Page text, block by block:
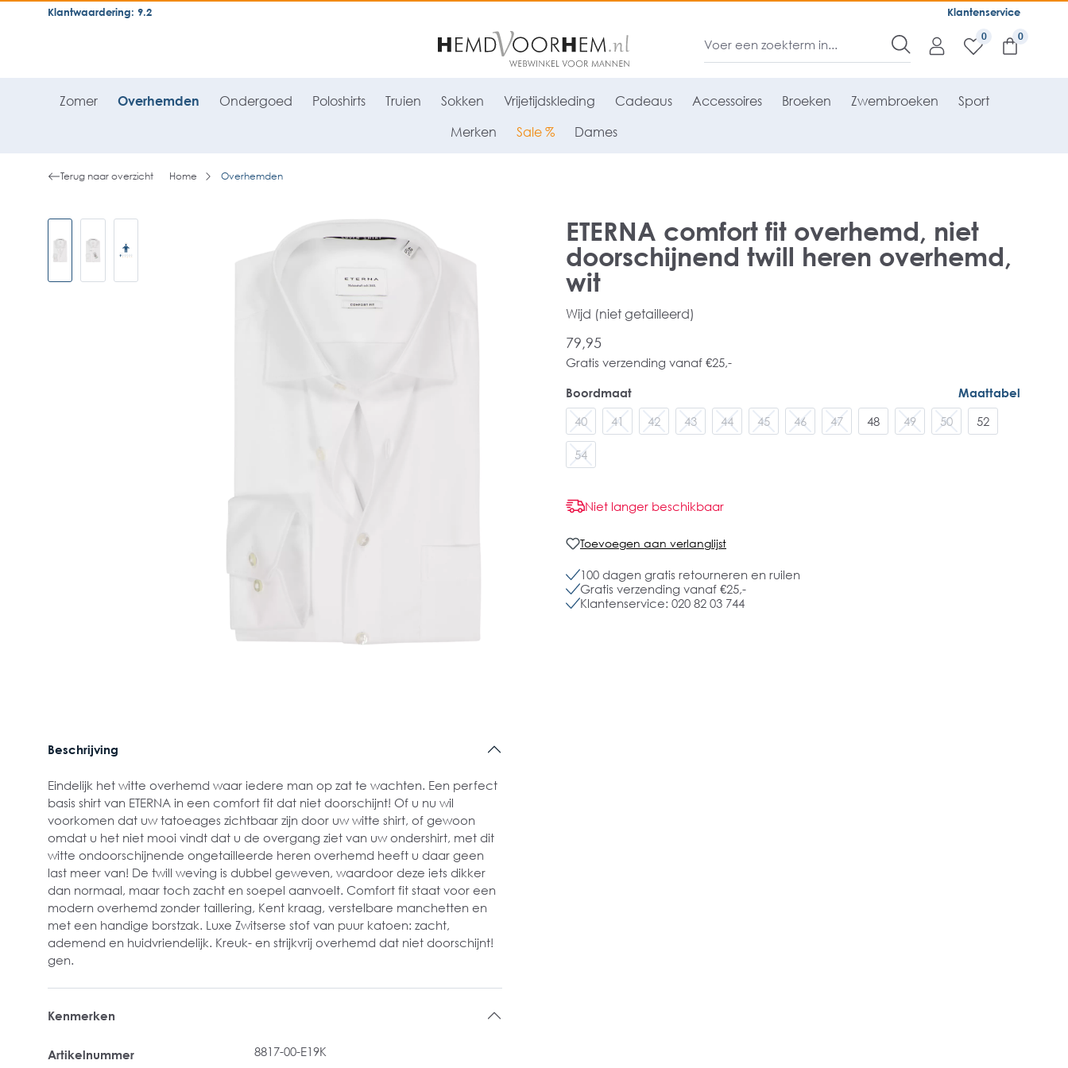
general.skipToNavigation Klantenservice
Klantwaardering: 9.2
0
Zomer Overhemden Ondergoed Poloshirts Truien Sokken Vrijetijdskleding Cadeaus Accessoires Broeken Zwembroeken Sport
Merken Sale % Dames
Terug naar overzicht Home Overhemden
ETERNA comfort fit overhemd, niet
doorschijnend twill heren overhemd,
wit
Wijd (niet getailleerd)
79,95
Gratis verzending vanaf €25,-
Boordmaat
Maattabel
40
41 42 43 44 45 46 47 48 49 50 52
54
Niet langer beschikbaar
Toevoegen aan verlanglijst
100 dagen gratis retourneren en ruilen
Gratis verzending vanaf €25,-
Klantenservice: 020 82 03 744
Beschrijving
Eindelijk het witte overhemd waar iedere man op zat te wachten. Een perfect
basis shirt van ETERNA in een comfort fit dat niet doorschijnt! Of u nu wil
voorkomen dat uw tatoeages zichtbaar zijn door uw witte shirt, of gewoon
omdat u het niet mooi vindt dat u de overgang ziet van uw ondershirt, met dit
witte ondoorschijnende ongetailleerde heren overhemd heeft u daar geen
last meer van! De twill weving is dubbel geweven, waardoor deze iets dikker
dan normaal, maar toch zacht en soepel aanvoelt. Comfort fit staat voor een
modern overhemd zonder taillering, Kent kraag, verstelbare manchetten en
met een handige borstzak. Luxe Zwitserse stof van puur katoen: zacht,
ademend en huidvriendelijk. Kreuk- en strijkvrij overhemd dat niet doorschijnt!
gen.
Kenmerken
Artikelnummer
8817-00-E19K